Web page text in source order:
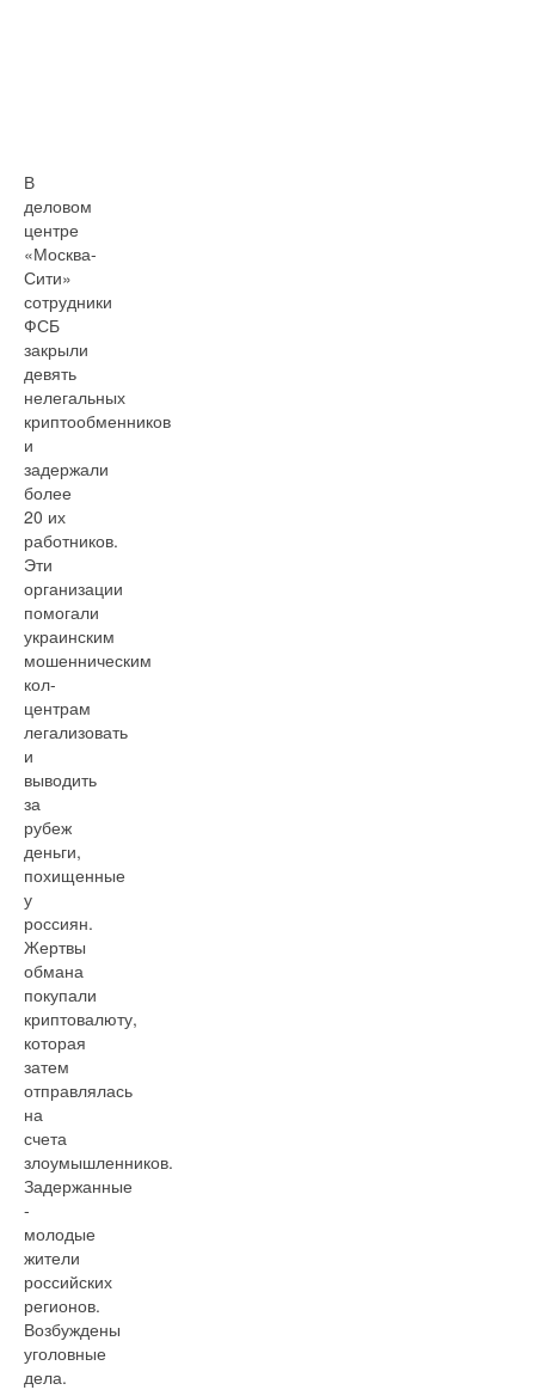
В
деловом
центре
«Москва-
Сити»
сотрудники
ФСБ
закрыли
девять
нелегальных
криптообменников
и
задержали
более
20 их
работников.
Эти
организации
помогали
украинским
мошенническим
кол-
центрам
легализовать
и
выводить
за
рубеж
деньги,
похищенные
у
россиян.
Жертвы
обмана
покупали
криптовалюту,
которая
затем
отправлялась
на
счета
злоумышленников.
Задержанные
-
молодые
жители
российских
регионов.
Возбуждены
уголовные
дела.